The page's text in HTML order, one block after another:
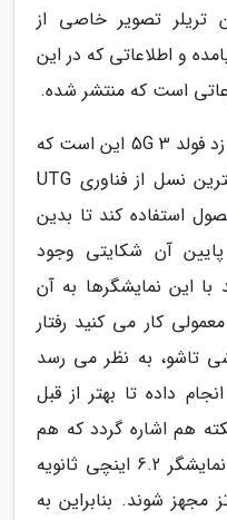
تریلر تصویر خاصی از
در نیامده و اطلاعاتی که در این
است که منتشر شده.
نکته مثبت دیگر پیرامون گلکسی زد فولد 3 5G این است که
سامسونگ تصمیم گرفت از تازهترین نسل از فناوری UTG
استفاده کند تا بدین
آن شکایتی وجود
با این نمایشگرها به آن
کار می کنید رفتار
تاشو، به نظر می رسد
داده تا بهتر از قبل
هم اشاره گردد که هم
نمایشگر 7.6 اینچی تاشو و هم نمایشگر 6.2 اینچی ثانویه
به رفرش ریت 120 هرتز مجهز شوند. بنابراین به